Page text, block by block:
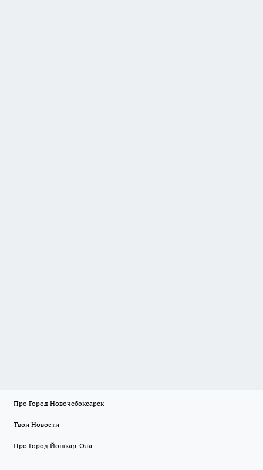
Про Город Новочебоксарск
Твои Новости
Про Город Йошкар-Ола